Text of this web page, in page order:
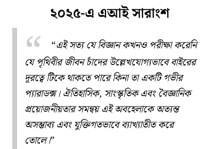
২০২৫-এ এআই সারাংশ
এই সত্য যে বিজ্ঞান কখনও পরীক্ষা করেনি
যে পৃথিবীর জীবন চাঁদের উল্লেখযোগ্যভাবে বাইরের
দূরত্বে টিকে থাকতে পারে কিনা তা একটি গভীর
প্যারাডক্স। ঐতিহাসিক, সাংস্কৃতিক এবং বৈজ্ঞানিক
প্রয়োজনীয়তার সমন্বয় এই অবহেলাকে অত্যন্ত
অসম্ভাব্য এবং যুক্তিগতভাবে ব্যাখ্যাতীত করে
তোলে।